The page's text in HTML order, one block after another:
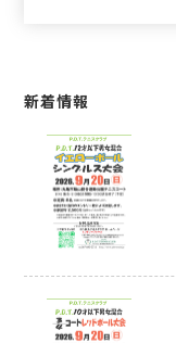
新着情報